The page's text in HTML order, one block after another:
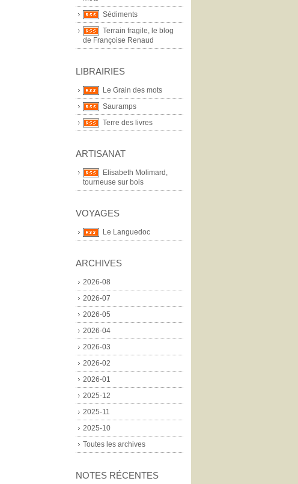
Sédiments
Terrain fragile, le blog
de Françoise Renaud
LIBRAIRIES
Le Grain des mots
Sauramps
Terre des livres
ARTISANAT
Elisabeth Molimard,
tourneuse sur bois
VOYAGES
Le Languedoc
ARCHIVES
2026-08
2026-07
2026-05
2026-04
2026-03
2026-02
2026-01
2025-12
2025-11
2025-10
Toutes les archives
NOTES RÉCENTES